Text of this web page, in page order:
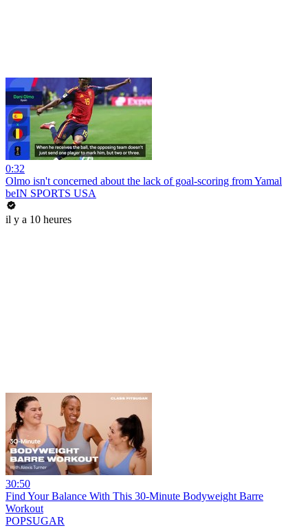
0:32
Olmo isn't concerned about the lack of goal-scoring from Yamal
beIN SPORTS USA
il y a 10 heures
30:50
Find Your Balance With This 30-Minute Bodyweight Barre
Workout
POPSUGAR